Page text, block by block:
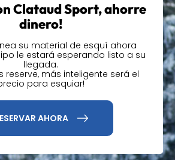
Clataud Sport, ahorre
dinero!
su material de esquí ahora
le estará esperando listo a su
llegada.
reserve, más inteligente será el
para esquiar!
AHORA